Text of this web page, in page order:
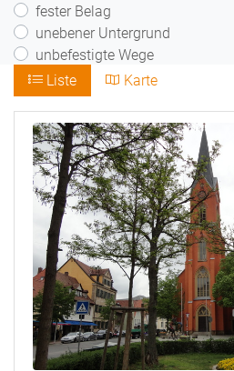
fester Belag
unebener Untergrund
unbefestigte Wege
Liste
Karte